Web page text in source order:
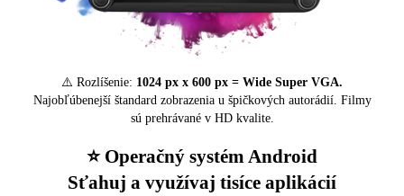
⚠️ Rozlíšenie: 1024 px x 600 px = Wide Super VGA.
Najobľúbenejší štandard zobrazenia u špičkových autorádií. Filmy
sú prehrávané v HD kvalite.
⭐️ Operačný systém Android
Sťahuj a využívaj tisíce aplikácií